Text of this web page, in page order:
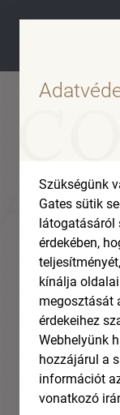
Szükségünk
Gates sütik
látogatásáról
érdekében,
kínálja
megosztását
érdekeihez
Webhelyünk
hozzájárul a
információt
vonatkozó